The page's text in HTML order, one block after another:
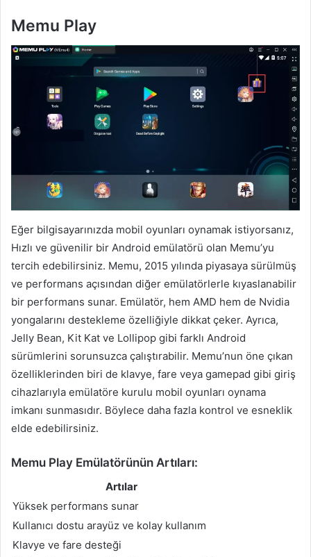
Memu Play
Eğer bilgisayarınızda mobil oyunları oynamak istiyorsanız,
Hızlı ve güvenilir bir Android emülatörü olan Memu’yu
tercih edebilirsiniz. Memu, 2015 yılında piyasaya sürülmüş
ve performans açısından diğer emülatörlerle kıyaslanabilir
bir performans sunar. Emülatör, hem AMD hem de Nvidia
yongalarını destekleme özelliğiyle dikkat çeker. Ayrıca,
Jelly Bean, Kit Kat ve Lollipop gibi farklı Android
sürümlerini sorunsuzca çalıştırabilir. Memu’nun öne çıkan
özelliklerinden biri de klavye, fare veya gamepad gibi giriş
cihazlarıyla emülatöre kurulu mobil oyunları oynama
imkanı sunmasıdır. Böylece daha fazla kontrol ve esneklik
elde edebilirsiniz.
Memu Play Emülatörünün Artıları:
Artılar
Yüksek performans sunar
Kullanıcı dostu arayüz ve kolay kullanım
Klavye ve fare desteği